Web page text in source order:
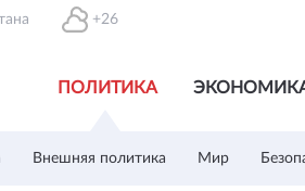
+26
ПОЛИТИКА
Внешняя политика Мир